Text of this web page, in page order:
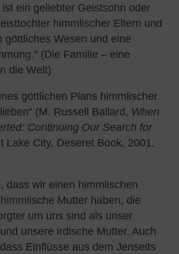
ist ein geliebter Geistsohn oder
himmlischer Eltern und
göttliches Wesen und eine
(Die Familie – eine
die Welt)
göttlichen Plans himmlischer
(M. Russell Ballard, When
Continuing Our Search for
Lake City, Deseret Book, 2001,
dass wir einen himmlischen
Mutter haben, die
um uns sind als unser
unsere irdische Mutter. Auch
Einflüsse aus dem Jenseits